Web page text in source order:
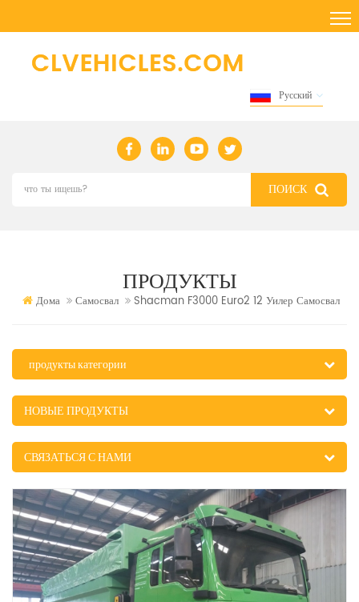
Русский
ПРОДУКТЫ
Дома Самосвал Shacman F3000 Euro2 12 Уилер Самосвал
продукты категории
НОВЫЕ ПРОДУКТЫ
СВЯЗАТЬСЯ С НАМИ